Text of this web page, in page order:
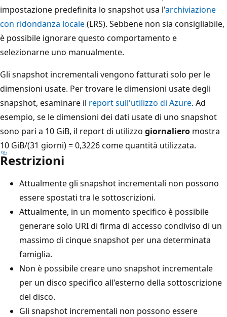
impostazione predefinita lo snapshot usa l'archiviazione
con ridondanza locale(LRS). Sebbene non sia consigliabile,
è possibile ignorare questo comportamento e
selezionarne uno manualmente.
Gli snapshot incrementali vengono fatturati solo per le
dimensioni usate. Per trovare le dimensioni usate degli
snapshot, esaminare il report sull'utilizzo di Azure. Ad
esempio, se le dimensioni dei dati usate di uno snapshot
sono pari a 10 GiB, il report di utilizzo giornaliero mostra
10 GiB/(31 giorni) = 0,3226 come quantità utilizzata.
Restrizioni
Attualmente gli snapshot incrementali non possono
essere spostati tra le sottoscrizioni.
Attualmente, in un momento specifico è possibile
generare solo URI di firma di accesso condiviso di un
massimo di cinque snapshot per una determinata
famiglia.
Non è possibile creare uno snapshot incrementale
per un disco specifico all'esterno della sottoscrizione
del disco.
Gli snapshot incrementali non possono essere